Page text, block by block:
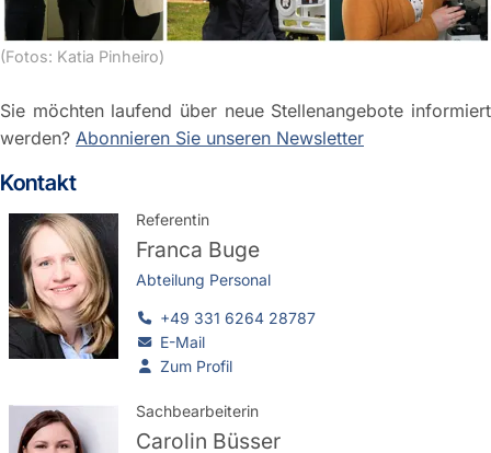
(Fotos: Katia Pinheiro)
Sie möchten laufend über neue Stellenangebote informiert
werden? Abonnieren Sie unseren Newsletter
Kontakt
Referentin
Franca Buge
Abteilung Personal
+49 331 6264 28787
E-Mail
Zum Profil
Sachbearbeiterin
Carolin Büsser